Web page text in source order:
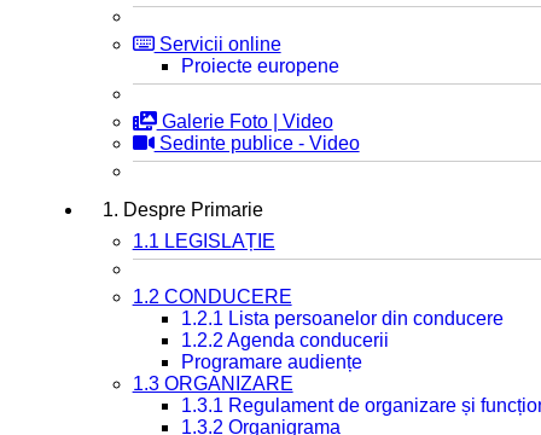
Servicii online
Proiecte europene
Galerie Foto | Video
Sedinte publice - Video
1. Despre Primarie
1.1 LEGISLAȚIE
1.2 CONDUCERE
1.2.1 Lista persoanelor din conducere
1.2.2 Agenda conducerii
Programare audiențe
1.3 ORGANIZARE
1.3.1 Regulament de organizare și
1.3.2 Organigrama